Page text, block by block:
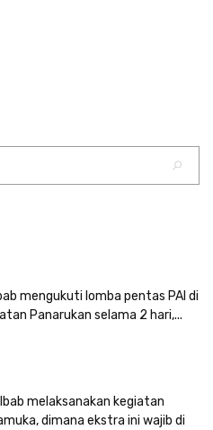
mengukuti lomba pentas PAI di
Panarukan selama 2 hari,...
melaksanakan kegiatan
dimana ekstra ini wajib di